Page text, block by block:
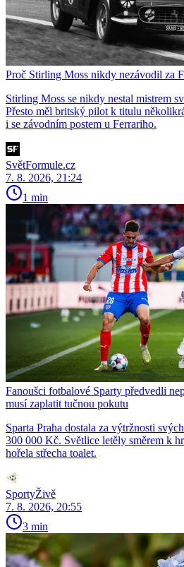
Proč Stirling Moss nikdy nezávodil za
Stirling Moss se nikdy nestal mistrem
Přesto měl britský pilot k titulu
i se závodním postem u Ferrariho.
SvětFormule.cz
7. 8. 2026, 21:24
1 min
Fanoušci fotbalové Sparty předvedli
musí zaplatit tučnou pokutu
Sparta Praha dostala za výtržnosti
300 000 Kč. Světlice letěly směrem k
hořela střecha toalet.
SportyŽivě
7. 8. 2026, 20:55
3 min